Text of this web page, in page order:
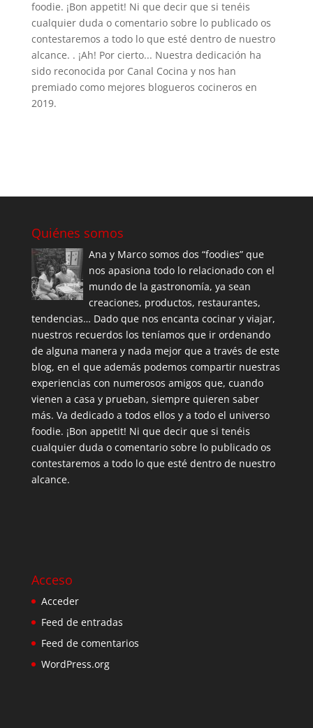
foodie. ¡Bon appetit! Ni que decir que si tenéis
cualquier duda o comentario sobre lo publicado os
contestaremos a todo lo que esté dentro de nuestro
alcance. . ¡Ah! Por cierto... Nuestra dedicación ha
sido reconocida por Canal Cocina y nos han
premiado como mejores blogueros cocineros en
2019.
Quiénes somos
Ana y Marco somos dos “foodies” que
nos apasiona todo lo relacionado con el
mundo de la gastronomía, ya sean
creaciones, productos, restaurantes,
tendencias… Dado que nos encanta cocinar y viajar,
nuestros recuerdos los teníamos que ir ordenando
de alguna manera y nada mejor que a través de este
blog, en el que además podemos compartir nuestras
experiencias con numerosos amigos que, cuando
vienen a casa y prueban, siempre quieren saber
más. Va dedicado a todos ellos y a todo el universo
foodie. ¡Bon appetit! Ni que decir que si tenéis
cualquier duda o comentario sobre lo publicado os
contestaremos a todo lo que esté dentro de nuestro
alcance.
Acceso
Acceder
Feed de entradas
Feed de comentarios
WordPress.org